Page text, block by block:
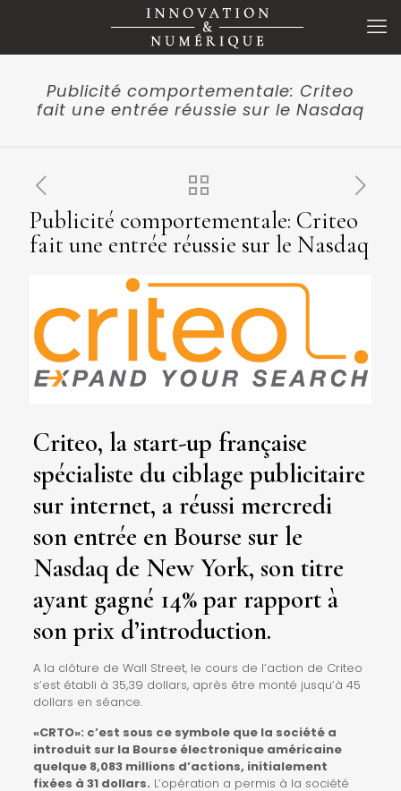
Publicité comportementale: Criteo
fait une entrée réussie sur le Nasdaq
Publicité comportementale: Criteo
fait une entrée réussie sur le Nasdaq
Criteo, la start-up française
spécialiste du ciblage publicitaire
sur internet, a réussi mercredi
son entrée en Bourse sur le
Nasdaq de New York, son titre
ayant gagné 14% par rapport à
son prix d’introduction.
A la clôture de Wall Street, le cours de l’action de Criteo
s’est établi à 35,39 dollars, après être monté jusqu’à 45
dollars en séance.
«CRTO»: c’est sous ce symbole que la société a
introduit sur la Bourse électronique américaine
quelque 8,083 millions d’actions, initialement
fixées à 31 dollars. L’opération a permis à la société